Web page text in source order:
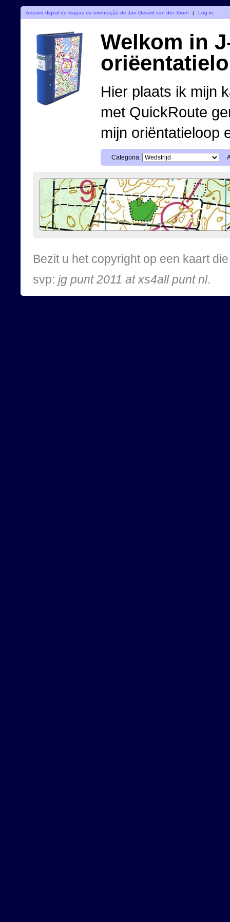
Arquivo digital de mapas de orientação de Jan-Gerard van der Toorn | Log in
Welkom in
Hier plaats ik mijn
met QuickRoute
mijn oriëntatieloop
Categoria:
Bezit u het copyright op een kaart
svp: jg punt 2011 at xs4all punt nl.